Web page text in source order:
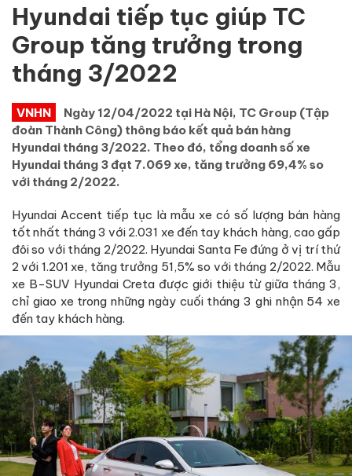
Hyundai tiếp tục giúp TC
Group tăng trưởng trong
tháng 3/2022
VNHN
Ngày 12/04/2022 tại Hà Nội, TC Group (Tập
đoàn Thành Công) thông báo kết quả bán hàng
Hyundai tháng 3/2022. Theo đó, tổng doanh số xe
Hyundai tháng 3 đạt 7.069 xe, tăng trưởng 69,4% so
với tháng 2/2022.
Hyundai Accent tiếp tục là mẫu xe có số lượng bán hàng
tốt nhất tháng 3 với 2.031 xe đến tay khách hàng, cao gấp
đôi so với tháng 2/2022. Hyundai Santa Fe đứng ở vị trí thứ
2 với 1.201 xe, tăng trưởng 51,5% so với tháng 2/2022. Mẫu
xe B-SUV Hyundai Creta được giới thiệu từ giữa tháng 3,
chỉ giao xe trong những ngày cuối tháng 3 ghi nhận 54 xe
đến tay khách hàng.